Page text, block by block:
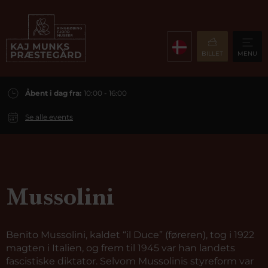
BILLET MENU
Åbent i dag fra: 10:00 - 16:00
Se alle events
Mussolini
Benito Mussolini, kaldet “il Duce” (føreren), tog i 1922
magten i Italien, og frem til 1945 var han landets
fascistiske diktator. Selvom Mussolinis styreform var